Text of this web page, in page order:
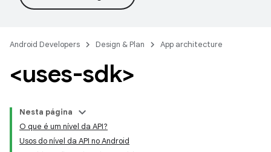
Android Developers Design & Plan App architecture
<uses-sdk>
Nesta página
O que é um nível da API?
Usos do nível da API no Android